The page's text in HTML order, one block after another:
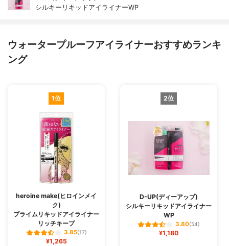
シルキーリキッドアイライナーWP
ウォータープルーフアイライナーおすすめランキ
ング
1位
heroine make(ヒロインメイ
ク)
プライムリキッドアイライナー
リッチキープ
3.85(17)
¥1,265
2位
D-UP(ディーアップ)
シルキーリキッドアイライナー
WP
3.80(54)
¥1,180